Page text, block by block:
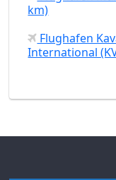
km)
Flughafen
International